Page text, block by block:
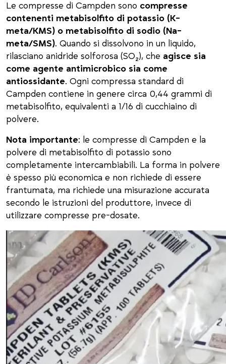
Le compresse di Campden sono compresse
contenenti metabisolfito di potassio (K-
meta/KMS) o metabisolfito di sodio (Na-
meta/SMS). Quando si dissolvono in un liquido,
rilasciano anidride solforosa (SO₂), che agisce sia
come agente antimicrobico sia come
antiossidante. Ogni compressa standard di
Campden contiene in genere circa 0,44 grammi di
metabisolfito, equivalenti a 1/16 di cucchiaino di
polvere.
Nota importante: le compresse di Campden e la
polvere di metabisolfito di potassio sono
completamente intercambiabili. La forma in polvere
è spesso più economica e non richiede di essere
frantumata, ma richiede una misurazione accurata
secondo le istruzioni del produttore, invece di
utilizzare compresse pre-dosate.